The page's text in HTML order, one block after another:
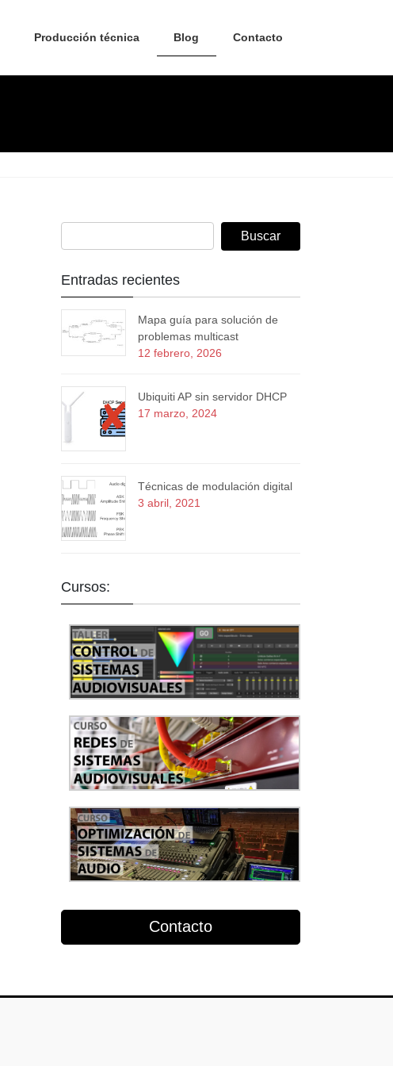
Producción técnica Blog Contacto
Entradas recientes
Mapa guía para solución de
problemas multicast
12 febrero, 2026
Ubiquiti AP sin servidor DHCP
17 marzo, 2024
Técnicas de modulación digital
3 abril, 2021
Cursos:
Contacto